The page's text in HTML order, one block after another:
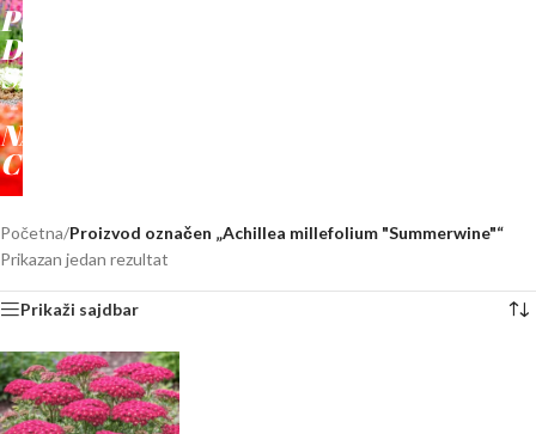
PUT
DO
SREĆE
-
NAŠE
CVEĆE
Početna/Proizvod označen „Achillea millefolium "Summerwine"“
Prikazan jedan rezultat
Prikaži sajdbar